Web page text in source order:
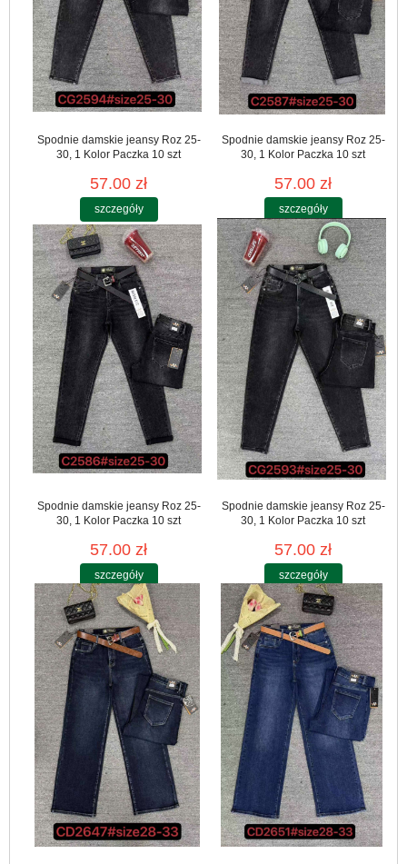
Spodnie damskie jeansy Roz 25-
30, 1 Kolor Paczka 10 szt
57.00 zł
szczegóły
Spodnie damskie jeansy Roz 25-
30, 1 Kolor Paczka 10 szt
57.00 zł
szczegóły
Spodnie damskie jeansy Roz 25-
30, 1 Kolor Paczka 10 szt
57.00 zł
szczegóły
Spodnie damskie jeansy Roz 25-
30, 1 Kolor Paczka 10 szt
57.00 zł
szczegóły